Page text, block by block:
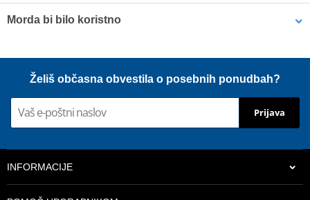
Morda bi bilo koristno
Želiš občasna obvestila o posebnih ponudbah?
Prijava
INFORMACIJE